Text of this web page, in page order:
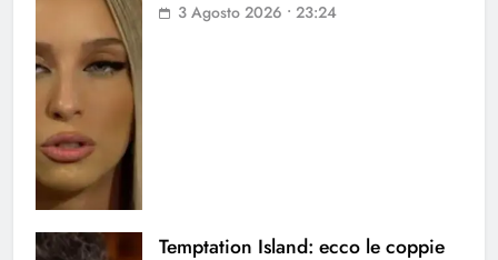
3 Agosto 2026 • 23:24
Temptation Island: ecco le coppie